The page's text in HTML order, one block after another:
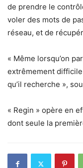
de prendre le
voler des mots de
réseau, et de
« Même lorsqu’on
extrêmement
qu’il recherche »,
« Regin » opère en
dont seule la